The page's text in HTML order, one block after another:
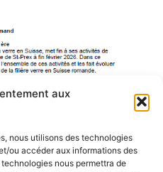
aux
nous utilisons des technologies
ou accéder aux informations des
nous permettra de